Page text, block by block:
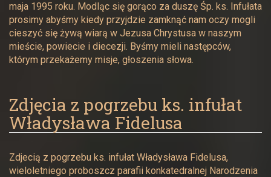
maja 1995 roku. Modląc się gorąco za duszę Śp. ks. Infułata
prosimy abyśmy kiedy przyjdzie zamknąć nam oczy mogli
cieszyć się żywą wiarą w Jezusa Chrystusa w naszym
mieście, powiecie i diecezji. Byśmy mieli następców,
którym przekażemy misje, głoszenia słowa.
Zdjęcia z pogrzebu ks. infułat
Władysława Fidelusa
Zdjecią z pogrzebu ks. infułat Władysława Fidelusa,
wieloletniego proboszcz parafii konkatedralnej Narodzenia